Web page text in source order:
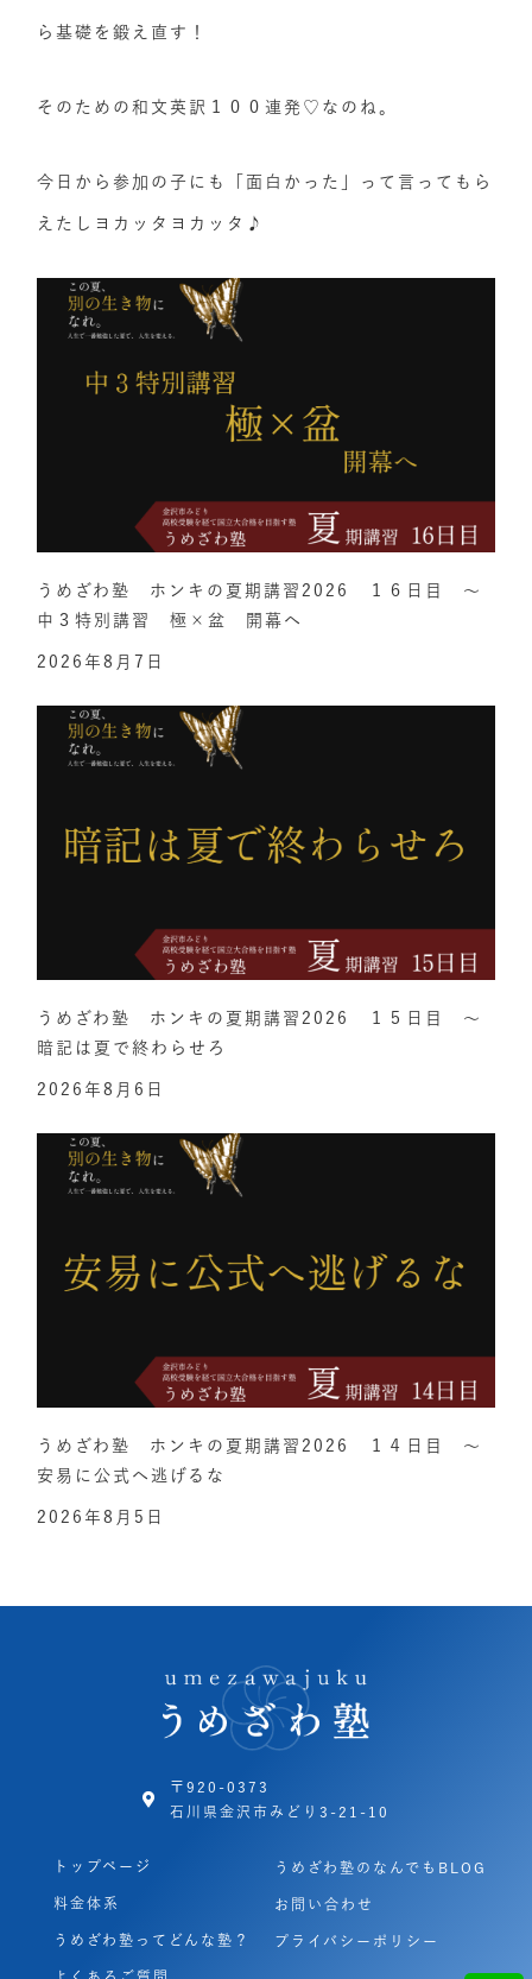
ら基礎を鍛え直す！
そのための和文英訳１００連発♡なのね。
今日から参加の子にも「面白かった」って言ってもら
えたしヨカッタヨカッタ♪
うめざわ塾 ホンキの夏期講習2026 １６日目 ～
中３特別講習 極×盆 開幕へ
2026年8月7日
うめざわ塾 ホンキの夏期講習2026 １５日目 ～
暗記は夏で終わらせろ
2026年8月6日
うめざわ塾 ホンキの夏期講習2026 １４日目 ～
安易に公式へ逃げるな
2026年8月5日
〒920-0373
石川県金沢市みどり3-21-10
トップページ
料金体系
うめざわ塾ってどんな塾？
うめざわ塾のなんでもBLOG
お問い合わせ
プライバシーポリシー